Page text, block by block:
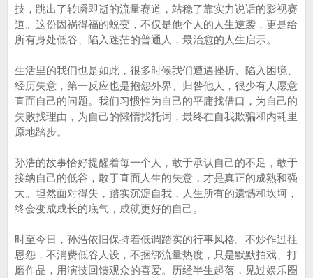
技，跳出了转瞬即逝的流量赛道，站稳了靠实力说话的影视赛
道。这份因祸得福的蜕变，不仅是他个人的人生逆袭，更是给
所有身处低谷、陷入迷茫的普通人，最治愈的人生启示。
生活里的我们也是如此，很多时候我们遭遇挫折、陷入困境、
经历失意，第一反应也是抱怨外界、归咎他人，很少有人愿意
直面自己的问题。我们习惯性为自己的平庸找借口，为自己的
失败找理由，为自己的懒惰找托词，最终在自我欺骗和内耗里
原地踏步。
孙浩的故事恰好提醒着每一个人，敢于承认自己的不足，敢于
接纳自己的低谷，敢于直面人生的失意，才是真正的成熟和强
大。坦然面对得失，踏实沉淀自我，人生所有的遗憾和坎坷，
终会变成成长的底气，成就更好的自己。
时至今日，孙浩依旧保持着低调踏实的行事风格。不炒作过往
恩怨，不消费低谷人设，不捆绑流量热度，只是默默拍戏、打
磨作品，用演技回馈观众的喜爱。历经半生起落，见过娱乐圈